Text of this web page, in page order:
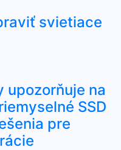
svietiace
upozorňuje na
SSD
pre